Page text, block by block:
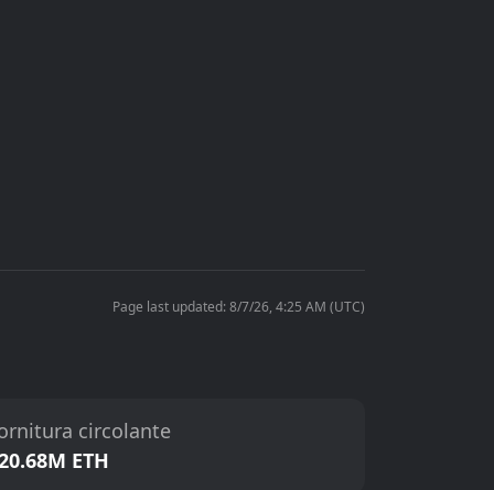
Page last updated: 8/7/26, 4:25 AM (UTC)
circolante
ETH